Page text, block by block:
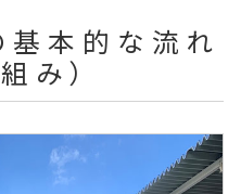
本的な流れ
み）